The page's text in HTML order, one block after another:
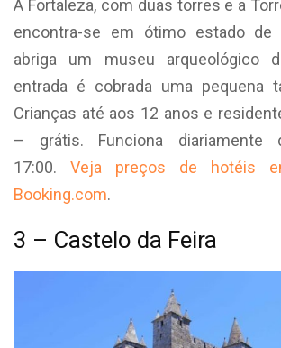
A Fortaleza, com duas torres e a
encontra-se em ótimo estado de
abriga um museu arqueológico
entrada é cobrada uma pequena
Crianças até aos 12 anos e
– grátis. Funciona diariamente
17:00. Veja preços de hotéis
Booking.com.
3 – Castelo da Feira